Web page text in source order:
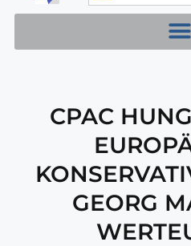
CPAC
GEORG